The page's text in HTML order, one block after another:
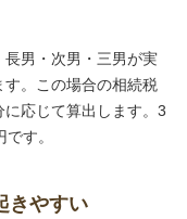
男・次男・三男が実
。この場合の相続税
応じて算出します。3
す。
きやすい